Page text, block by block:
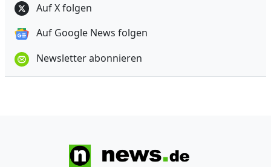
Auf X folgen
Auf Google News folgen
Newsletter abonnieren